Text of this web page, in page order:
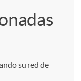
su red de